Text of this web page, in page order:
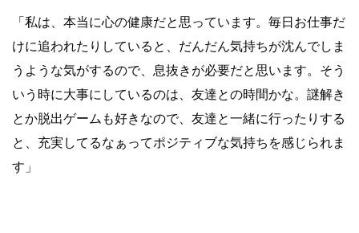
「私は、本当に心の健康だと思っています。毎日お仕事だ
けに追われたりしていると、だんだん気持ちが沈んでしま
うような気がするので、息抜きが必要だと思います。そう
いう時に大事にしているのは、友達との時間かな。謎解き
とか脱出ゲームも好きなので、友達と一緒に行ったりする
と、充実してるなぁってポジティブな気持ちを感じられま
す」